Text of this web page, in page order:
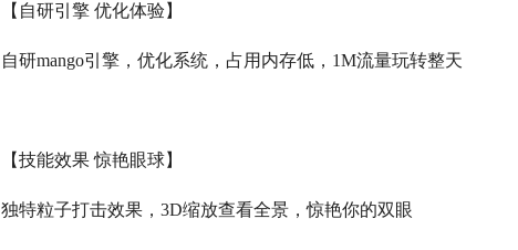
【自研引擎 优化体验】
自研mango引擎，优化系统，占用内存低， 1M流量玩转整天
【技能效果 惊艳眼球】
独特粒子打击效果，3D缩放查看全景，惊艳你的双眼